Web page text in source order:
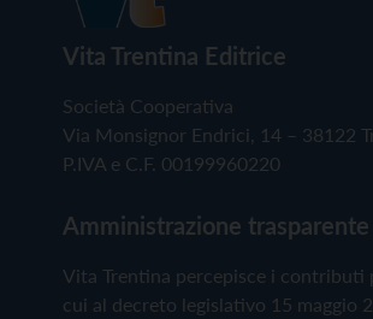
Vita Trentina Editrice
Società Cooperativa
Via Monsignor Endrici, 14 – 38122
P.IVA e C.F. 00199960220
Amministrazione trasparente
Vita Trentina percepisce i
cui al decreto legislativo 15 maggio